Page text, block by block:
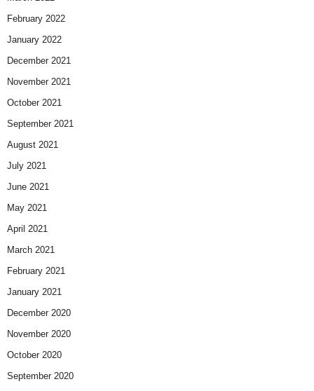
February 2022
January 2022
December 2021
November 2021
October 2021
September 2021
August 2021
July 2021
June 2021
May 2021
April 2021
March 2021
February 2021
January 2021
December 2020
November 2020
October 2020
September 2020